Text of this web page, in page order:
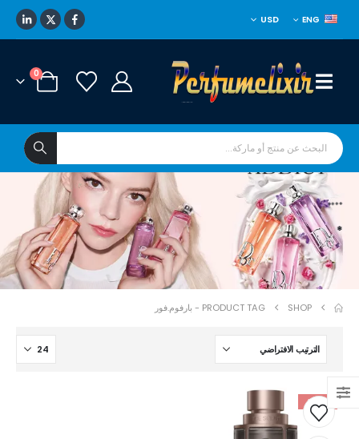
ENG
USD
0
****
*
SHOP
PRODUCT TAG - بارفوم.فور
-23%